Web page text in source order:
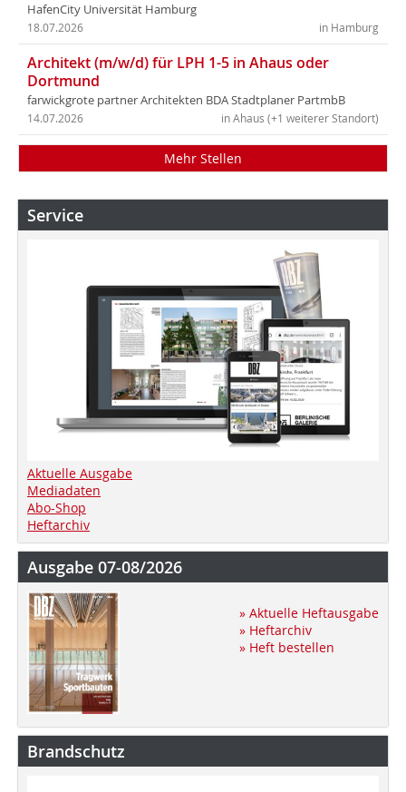
HafenCity Universität Hamburg
in Hamburg
18.07.2026
Architekt (m/w/d) für LPH 1-5 in Ahaus oder
Dortmund
farwickgrote partner Architekten BDA Stadtplaner PartmbB
in Ahaus (+1 weiterer Standort)
14.07.2026
Mehr Stellen
Service
Aktuelle Ausgabe
Mediadaten
Abo-Shop
Heftarchiv
Ausgabe 07-08/2026
» Aktuelle Heftausgabe
» Heftarchiv
» Heft bestellen
Brandschutz